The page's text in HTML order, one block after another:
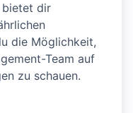
bietet dir
die Möglichkeit,
Team auf
zu schauen.